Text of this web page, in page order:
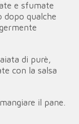
e sfumate
dopo qualche
di purè,
con la salsa
il pane.